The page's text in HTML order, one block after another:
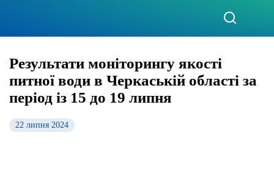
Результати моніторингу якості
питної води в Черкаській області за
період із 15 до 19 липня
22 липня 2024